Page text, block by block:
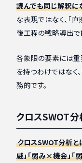
読んでも同じ解釈に
な表現ではなく、「
後工程の戦略導出で
各象限の要素には重
を持つわけではなく
務的です。
クロスSWOT分
クロスSWOT分析と
威」「弱み×機会」